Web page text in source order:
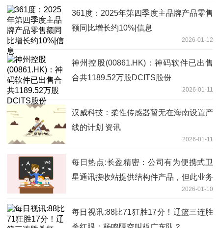
361度：2025年第四季度主品牌产品零售
额同比增长约10%|信息
2026-01-12
神州控股(00861.HK)：神码软件已出售
合共1189.52万股DCITS股份
2026-01-11
汉威科技：柔性传感器暂无在海南设置产
线的计划 资讯
2026-01-11
每日热点:长盈精密：公司有为便携式卫
星通讯接收站提供结构件产品，但此业务
2026-01-10
每日视讯:88比71狂胜17分！辽篮三连胜